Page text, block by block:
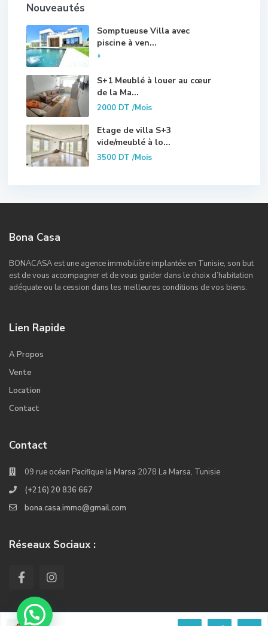
Nouveautés
Somptueuse Villa avec
piscine à ven...
*
S+1 Meublé à louer au cœur
de la Ma...
2000 DT/Mois
Etage de villa S+3
vide/meublé à lo...
3500 DT/Mois
Bona Casa
BONACASA est une agence immobilière implantée en Tunisie, son but
est de vous accompagner et de vous guider dans le choix d’habitation
adéquate ou la cession dans les meilleures conditions de vos biens.
Lien Rapide
A Propos
Vente
Location
Contact
Contact
09 rue océan Pacifique la Marsa 2078 La Marsa, Tunisie
(+216) 20 836 667
bona.casa.immo@gmail.com
Réseaux Sociaux :